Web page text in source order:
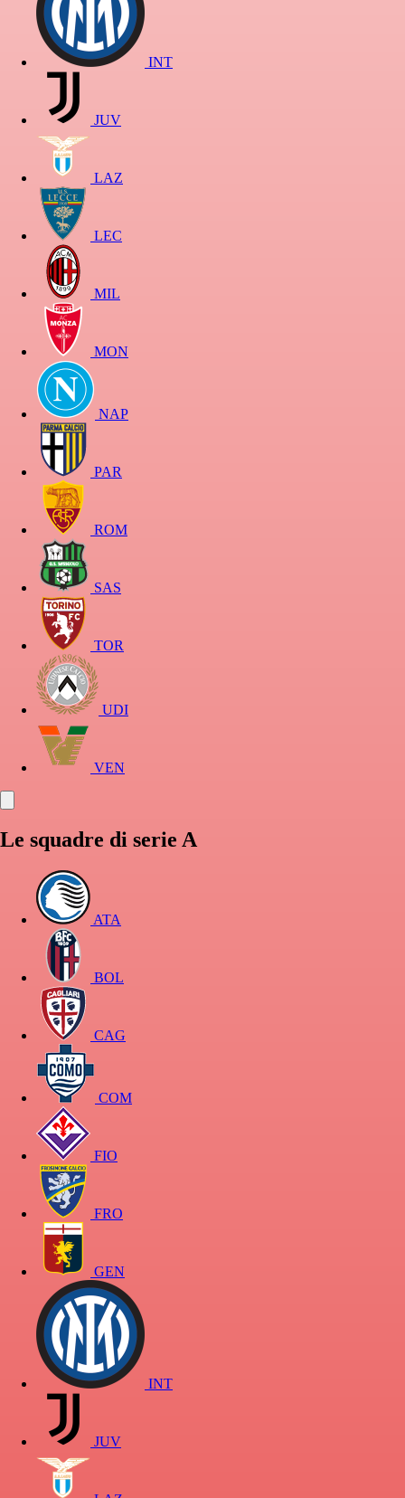
INT
JUV
LAZ
LEC
MIL
MON
NAP
PAR
ROM
SAS
TOR
UDI
VEN
Le squadre di serie A
ATA
BOL
CAG
COM
FIO
FRO
GEN
INT
JUV